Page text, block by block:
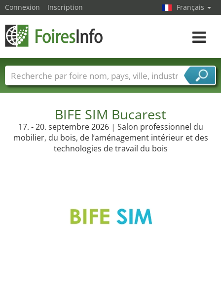
BIFE SIM Bucarest
17. - 20. septembre 2026 | Salon professionnel du
mobilier, du bois, de l’aménagement intérieur et des
technologies de travail du bois
Connexion Inscription Français
Toggle
Foire noms Pays Villes
Secteurs de foire